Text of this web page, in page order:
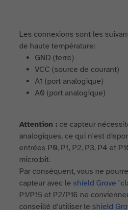
Les connexions sont les
de haute température:
GND (terre)
VCC (source de courant)
A1 (port analogique)
A0 (port analogique)
Attention : ce capteur
analogiques, ce qui n'est
entrées P0, P1, P2, P3, P4 et
micro:bit.
Par conséquent, vous ne
capteur avec le shield Grove
P1/P15 et P2/P16 ne
conseillé d'utiliser le shield